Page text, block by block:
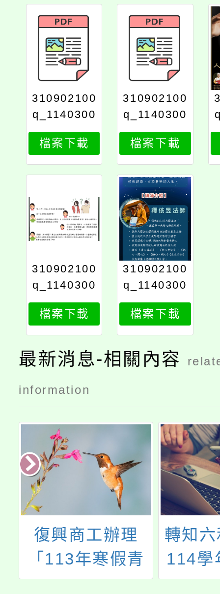
310902100
q_1140300
458_724_p
rint
檔案下載
310902100
q_1140300
458_7241
檔案下載
310902100
q_1140300
458_7243
檔案下載
310902100
q_1140300
458_7244
檔案下載
最新消息-相關內容
information
復興商工辦理
「113年寒假青
少年美術、空
轉知
114學
科特